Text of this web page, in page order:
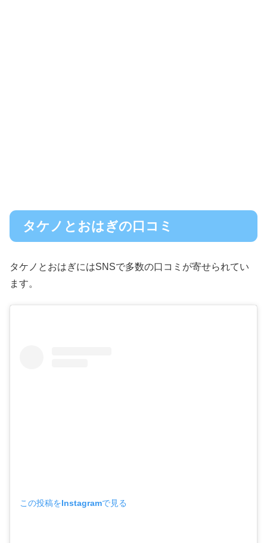
タケノとおはぎの口コミ
タケノとおはぎにはSNSで多数の口コミが寄せられてい
ます。
この投稿をInstagramで見る